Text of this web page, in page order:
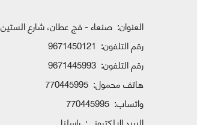
العنوان: صنعاء - فج عطان، شارع الستين
رقم التلفون: 9671450121
رقم التلفون: 9671445993
هاتف محمول: 770445995
واتساب: 770445995